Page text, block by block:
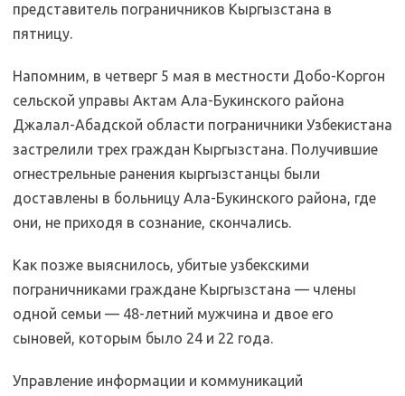
представитель пограничников Кыргызстана в
пятницу.
Напомним, в четверг 5 мая в местности Добо-Коргон
сельской управы Актам Ала-Букинского района
Джалал-Абадской области пограничники Узбекистана
застрелили трех граждан Кыргызстана. Получившие
огнестрельные ранения кыргызстанцы были
доставлены в больницу Ала-Букинского района, где
они, не приходя в сознание, скончались.
Как позже выяснилось, убитые узбекскими
пограничниками граждане Кыргызстана — члены
одной семьи — 48-летний мужчина и двое его
сыновей, которым было 24 и 22 года.
Управление информации и коммуникаций